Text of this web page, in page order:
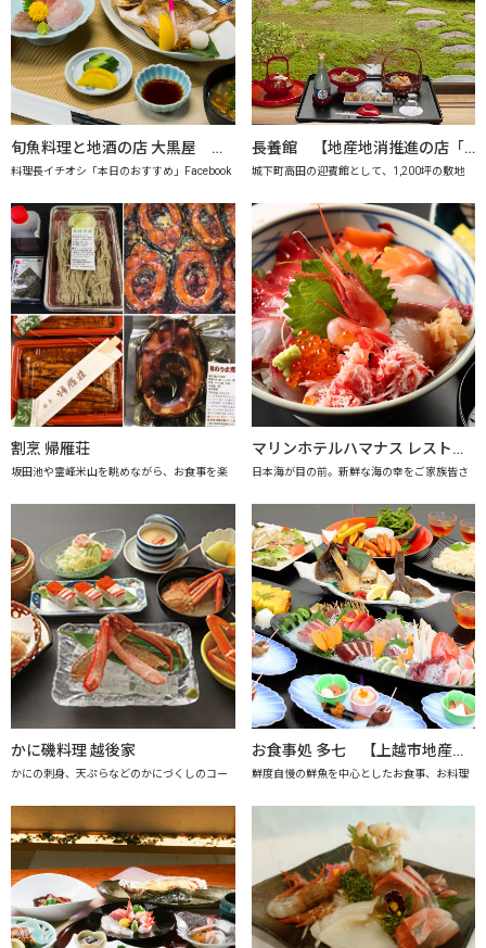
旬魚料理と地酒の店 大黒屋 【地産地消推進の店「プレミアム認定店」】
料理長イチオシ「本日のおすすめ」Facebook
長養館 【地産地消推進の店「プレミアム認定店」】
城下町高田の迎賓館として、1,200坪の敷地
割烹 帰雁荘
坂田池や霊峰米山を眺めながら、お食事を楽
マリンホテルハマナス レストラン海月【地産地消推進の店「プレミアム認定店」】
日本海が目の前。新鮮な海の幸をご家族皆さ
かに磯料理 越後家
かにの刺身、天ぷらなどのかにづくしのコー
お食事処 多七 【上越市地産地消推進の店認定店】
鮮度自慢の鮮魚を中心としたお食事、お料理